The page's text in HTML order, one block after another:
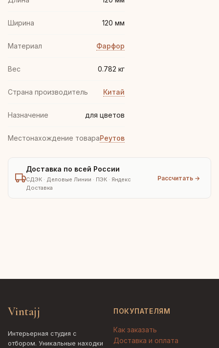
Ширина 120 мм
Материал Фарфор
Вес 0.782 кг
Страна производитель Китай
Назначение для цветов
Местонахождение товараРеутов
Доставка по всей России
СДЭК · Деловые Линии · ПЭК · Яндекс
Доставка
Рассчитать →
Vintajj
Интерьерная студия с
отбором. Уникальные находки
ПОКУПАТЕЛЯМ
Как заказать
Доставка и оплата